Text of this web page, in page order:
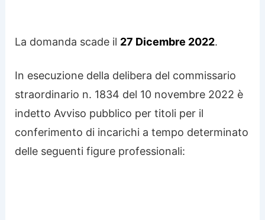
La domanda scade il 27 Dicembre 2022.
In esecuzione della delibera del commissario
straordinario n. 1834 del 10 novembre 2022 è
indetto Avviso pubblico per titoli per il
conferimento di incarichi a tempo determinato
delle seguenti figure professionali: